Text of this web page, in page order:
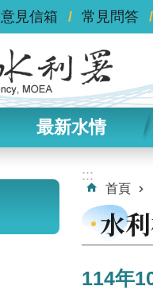
意見信箱 常見問答
最新水情
:::
首頁
水
114年